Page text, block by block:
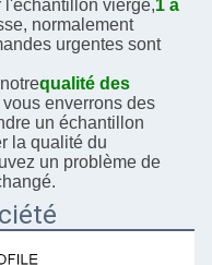
l'échantillon vierge,1 à
normalement
urgentes sont
qualité des
enverrons des
un échantillon
la qualité du
un problème de